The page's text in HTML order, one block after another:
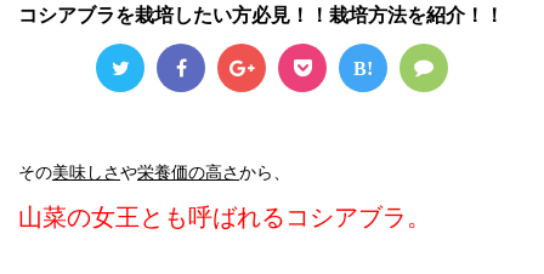
コシアブラを栽培したい方必見！！栽培方法を紹介！！
B!
その美味しさや栄養価の高さから、
山菜の女王とも呼ばれるコシアブラ。